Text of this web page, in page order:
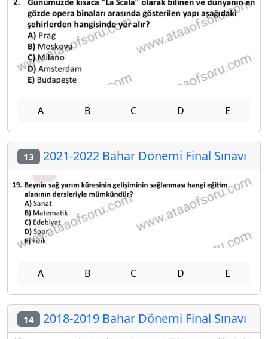
A B C D E
13 2021-2022 Bahar Dönemi Final Sınavı
A B C D E
14 2018-2019 Bahar Dönemi Final Sınavı